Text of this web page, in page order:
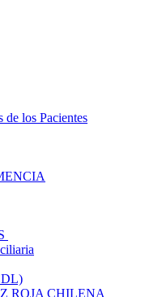
de los Pacientes
ROJA CHILENA